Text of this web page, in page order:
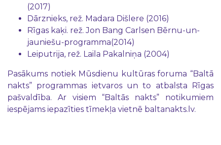
(2017)
Dārznieks, rež. Madara Dišlere (2016)
Rīgas kaķi. rež. Jon Bang Carlsen Bērnu-un-
jauniešu-programma(2014)
Leiputrija, rež. Laila Pakalniņa (2004)
Pasākums notiek Mūsdienu kultūras foruma “Baltā
nakts” programmas ietvaros un to atbalsta Rīgas
pašvaldība. Ar visiem “Baltās nakts” notikumiem
iespējams iepazīties tīmekļa vietnē baltanakts.lv.